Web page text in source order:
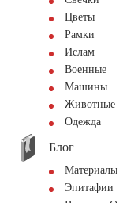
Цветы
Рамки
Ислам
Военные
Машины
Животные
Одежда
Блог
Материалы
Эпитафии